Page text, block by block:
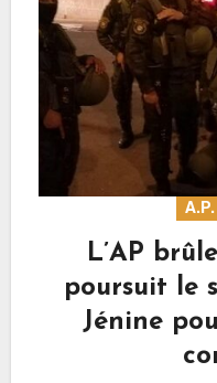
A.P.
L’AP
poursuit le
Jénine